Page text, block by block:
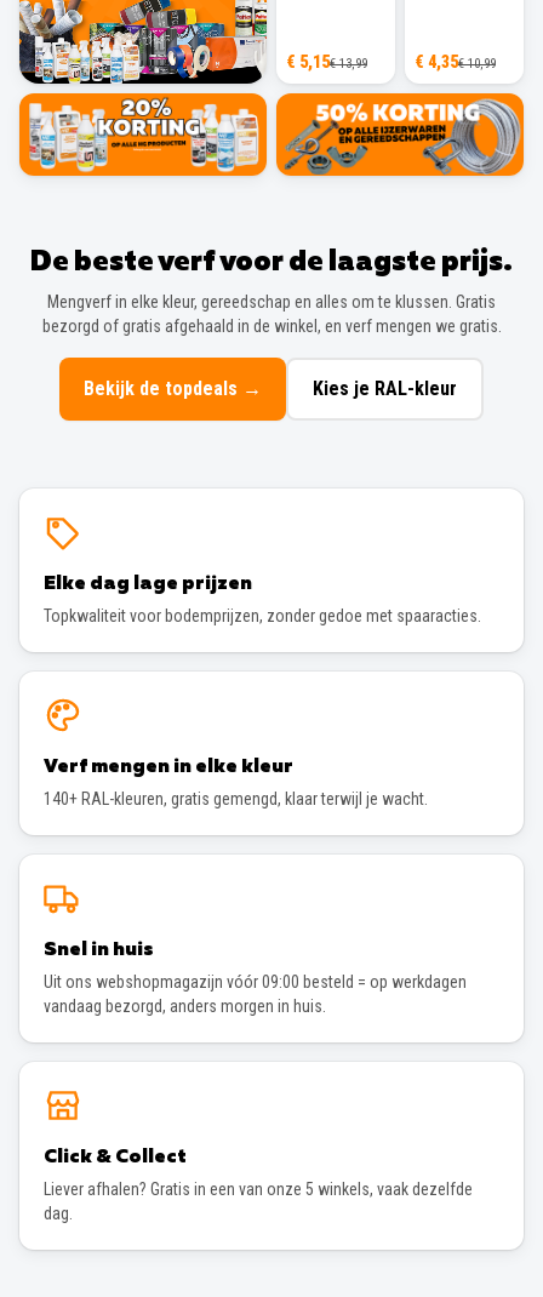
€ 5,15€ 13,99 € 4,35€ 10,99
De beste verf voor de laagste prijs.
Mengverf in elke kleur, gereedschap en alles om te klussen. Gratis
bezorgd of gratis afgehaald in de winkel, en verf mengen we gratis.
Bekijk de topdeals → Kies je RAL-kleur
Elke dag lage prijzen
Topkwaliteit voor bodemprijzen, zonder gedoe met spaaracties.
Verf mengen in elke kleur
140+ RAL-kleuren, gratis gemengd, klaar terwijl je wacht.
Snel in huis
Uit ons webshopmagazijn vóór 09:00 besteld = op werkdagen
vandaag bezorgd, anders morgen in huis.
Click & Collect
Liever afhalen? Gratis in een van onze 5 winkels, vaak dezelfde
dag.